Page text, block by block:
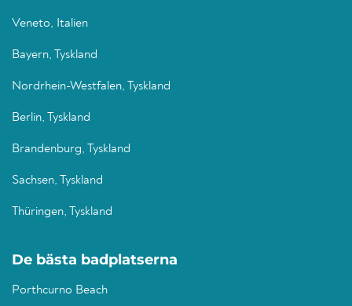
Veneto, Italien
Bayern, Tyskland
Nordrhein-Westfalen, Tyskland
Berlin, Tyskland
Brandenburg, Tyskland
Sachsen, Tyskland
Thüringen, Tyskland
De bästa badplatserna
Porthcurno Beach